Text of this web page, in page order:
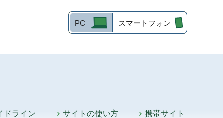
PC スマートフォン
ドライン サイトの使い方 携帯サイト